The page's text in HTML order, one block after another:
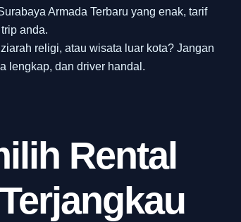
Armada Terbaru yang enak, tarif
anda.
religi, atau wisata luar kota? Jangan
lengkap, dan driver handal.
Rental